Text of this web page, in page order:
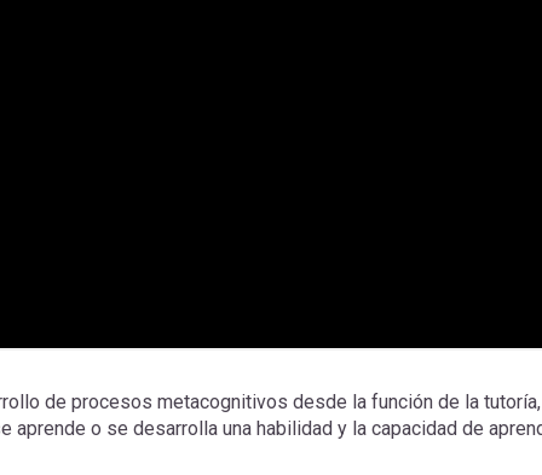
de procesos metacognitivos desde la función de la tutoría,
o se desarrolla una habilidad y la capacidad de